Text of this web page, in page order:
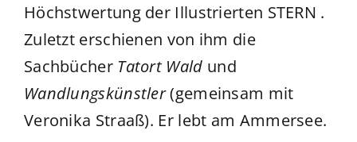
Höchstwertung der Illustrierten STERN .
Zuletzt erschienen von ihm die
Sachbücher Tatort Wald und
Wandlungskünstler(gemeinsam mit
Veronika Straaß). Er lebt am Ammersee.